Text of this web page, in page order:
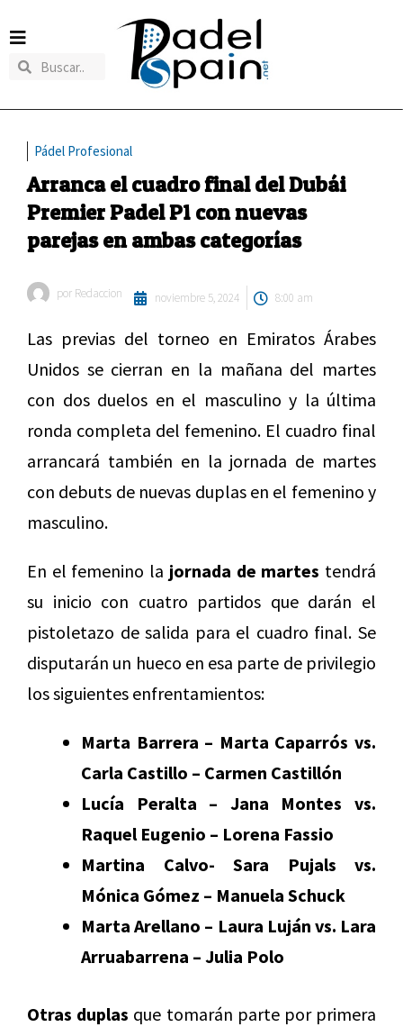
Pádel Profesional
Arranca el cuadro final del Dubái
Premier Padel P1 con nuevas
parejas en ambas categorías
por Redaccion noviembre 5, 2024 8:00 am
Las previas del torneo en Emiratos Árabes
Unidos se cierran en la mañana del martes
con dos duelos en el masculino y la última
ronda completa del femenino. El cuadro final
arrancará también en la jornada de martes
con debuts de nuevas duplas en el femenino y
masculino.
En el femenino la jornada de martes tendrá
su inicio con cuatro partidos que darán el
pistoletazo de salida para el cuadro final. Se
disputarán un hueco en esa parte de privilegio
los siguientes enfrentamientos:
Marta Barrera – Marta Caparrós vs.
Carla Castillo – Carmen Castillón
Lucía Peralta – Jana Montes vs.
Raquel Eugenio – Lorena Fassio
Martina Calvo- Sara Pujals vs.
Mónica Gómez – Manuela Schuck
Marta Arellano – Laura Luján vs. Lara
Arruabarrena – Julia Polo
Otras duplas que tomarán parte por primera